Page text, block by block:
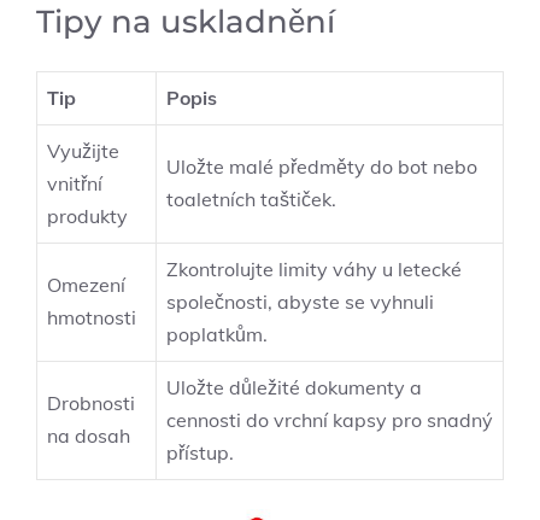
Tipy na uskladnění
Tip Popis
Využijte
vnitřní
produkty
Uložte malé předměty do bot nebo
toaletních taštiček.
Omezení
hmotnosti
Zkontrolujte limity váhy u letecké
společnosti, abyste se vyhnuli
poplatkům.
Drobnosti
na dosah
Uložte důležité dokumenty a
cennosti do vrchní kapsy pro snadný
přístup.